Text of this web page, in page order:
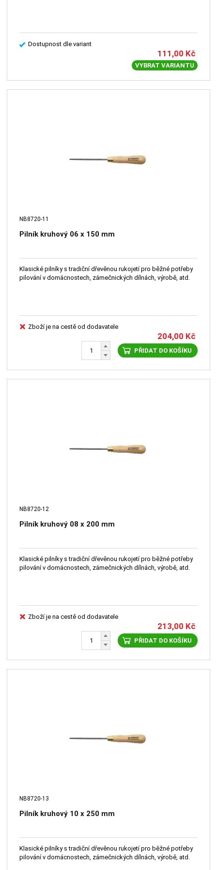
Dostupnost dle variant
111,00 Kč
VYBRAT VARIANTU
NB8720-11
Pilník kruhový 06 x 150 mm
Klasické pilníky s tradiční dřevěnou rukojetí pro běžné potřeby
pilování v domácnostech, zámečnických dílnách, výrobě, atd.
Zboží je na cestě od dodavatele
204,00 Kč
PŘIDAT DO KOŠÍKU
NB8720-12
Pilník kruhový 08 x 200 mm
Klasické pilníky s tradiční dřevěnou rukojetí pro běžné potřeby
pilování v domácnostech, zámečnických dílnách, výrobě, atd.
Zboží je na cestě od dodavatele
213,00 Kč
PŘIDAT DO KOŠÍKU
NB8720-13
Pilník kruhový 10 x 250 mm
Klasické pilníky s tradiční dřevěnou rukojetí pro běžné potřeby
pilování v domácnostech, zámečnických dílnách, výrobě, atd.